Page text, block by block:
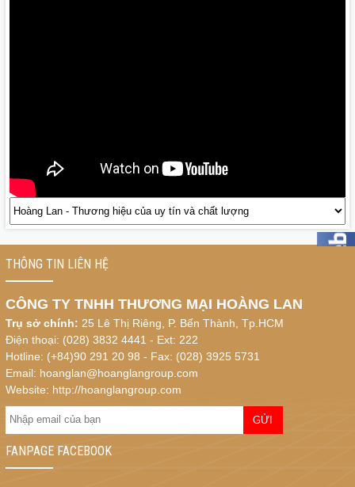
THÔNG TIN LIÊN HỆ
CÔNG TY TNHH THƯƠNG MẠI HOÀNG LAN
Trụ sở chính: 25 Lê Thị Riêng, P. Bến Thành, Tp.HCM
Điện thoại: (028) 3832 4441 - Ext: 222
Hotline: (+84)90 291 20 98 - Fax: (028) 3925 5731
Email: hoanglan@hoanglangroup.com
Website: http://hoanglangroup.com
FANPAGE FACEBOOK